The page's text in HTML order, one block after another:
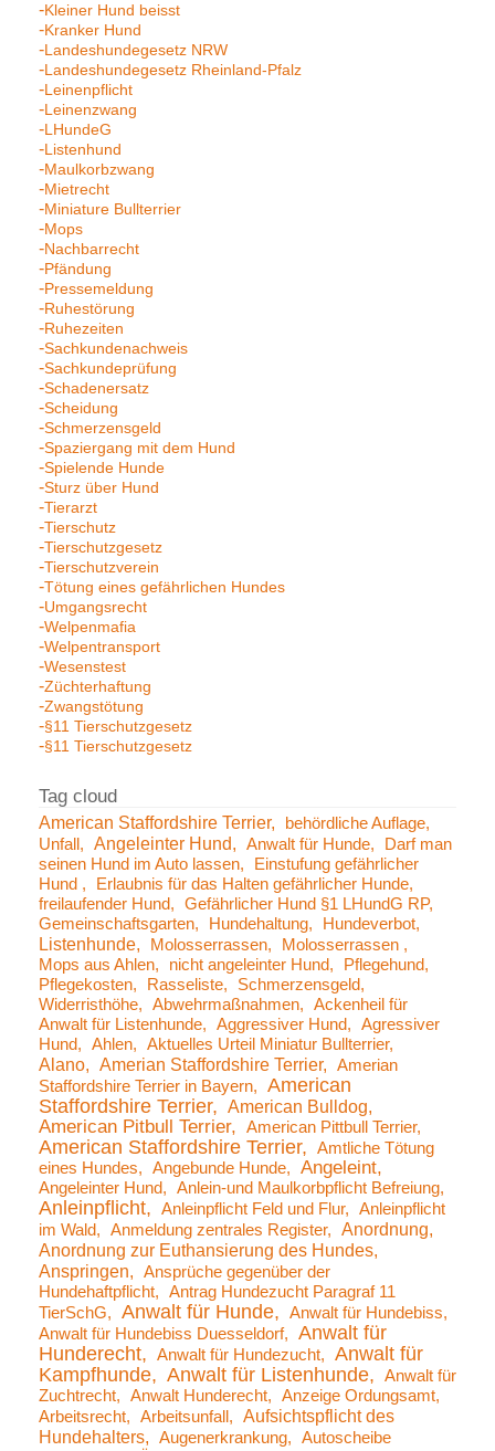
Kleiner Hund beisst
Kranker Hund
Landeshundegesetz NRW
Landeshundegesetz Rheinland-Pfalz
Leinenpflicht
Leinenzwang
LHundeG
Listenhund
Maulkorbzwang
Mietrecht
Miniature Bullterrier
Mops
Nachbarrecht
Pfändung
Pressemeldung
Ruhestörung
Ruhezeiten
Sachkundenachweis
Sachkundeprüfung
Schadenersatz
Scheidung
Schmerzensgeld
Spaziergang mit dem Hund
Spielende Hunde
Sturz über Hund
Tierarzt
Tierschutz
Tierschutzgesetz
Tierschutzverein
Tötung eines gefährlichen Hundes
Umgangsrecht
Welpenmafia
Welpentransport
Wesenstest
Züchterhaftung
Zwangstötung
§11 Tierschutzgesetz
§11 Tierschutzgesetz
American Staffordshire Terrier
behördliche Auflage
Unfall
Angeleinter Hund Anwalt für Hunde
Darf man
seinen Hund im Auto lassen
Einstufung gefährlicher
Hund
Erlaubnis für das Halten gefährlicher Hunde
freilaufender Hund
Gefährlicher Hund §1 LHundG RP
Gemeinschaftsgarten
Hundehaltung Hundeverbot
Listenhunde Molosserrassen
Molosserrassen
Mops aus Ahlen
nicht angeleinter Hund
Pflegehund
Pflegekosten
Rasseliste
Schmerzensgeld
Widerristhöhe
Abwehrmaßnahmen
Ackenheil für
Anwalt für Listenhunde
Aggressiver Hund
Agressiver
Hund
Ahlen Aktuelles Urteil Miniatur Bullterrier
Alano Amerian Staffordshire Terrier
Amerian
Staffordshire Terrier in Bayern
American
Staffordshire Terrier
American Bulldog
American Pitbull Terrier American Pittbull Terrier
American Staffordshire Terrier
Amtliche Tötung
eines Hundes
Angebunde Hunde Angeleint
Angeleinter Hund Anlein-und Maulkorbpflicht Befreiung
Anleinpflicht Anleinpflicht Feld und Flur
Anleinpflicht
im Wald
Anmeldung zentrales Register
Anordnung
Anordnung zur Euthansierung des Hundes
Anspringen
Ansprüche gegenüber der
Hundehaftpflicht
Antrag Hundezucht Paragraf 11
TierSchG
Anwalt für Hunde
Anwalt für Hundebiss
Anwalt für Hundebiss Duesseldorf
Anwalt für
Hunderecht
Anwalt für Hundezucht
Anwalt für
Kampfhunde
Anwalt für Listenhunde
Anwalt für
Zuchtrecht
Anwalt Hunderecht
Anzeige Ordungsamt
Arbeitsrecht
Arbeitsunfall
Aufsichtspflicht des
Hundehalters
Augenerkrankung
Autoscheibe